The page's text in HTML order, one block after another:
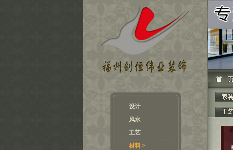
设计
风水
工艺
材料 >